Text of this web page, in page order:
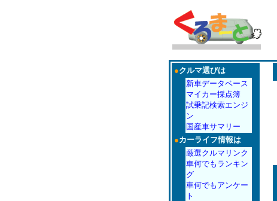
●クルマ選びは
新車データベース
マイカー採点簿
試乗記検索エンジ
ン
国産車サマリー
●カーライフ情報は
厳選クルマリンク
車何でもランキン
グ
車何でもアンケー
ト